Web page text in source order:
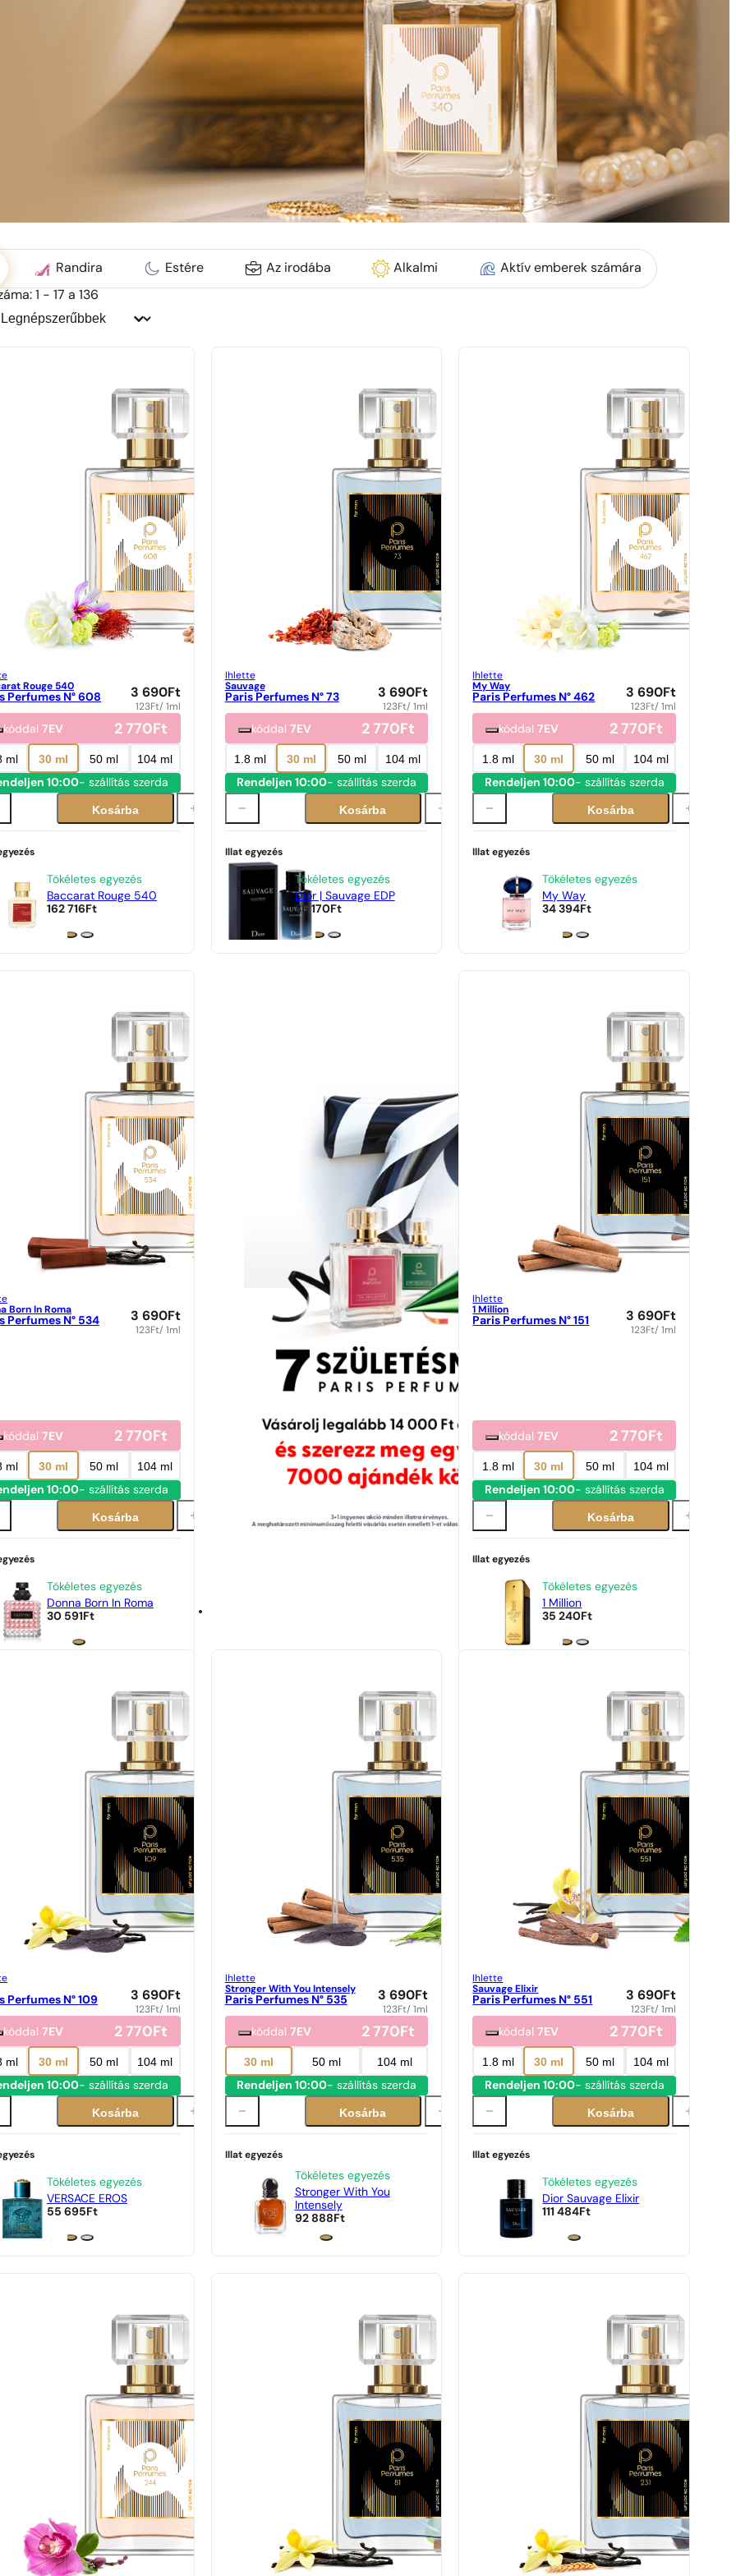
Randira Estére Az irodába Alkalmi Aktív emberek számára
1 - 17 a 136
Rouge 540
Perfumes N° 608 3 690Ft
123Ft/ 1ml
kóddal 7EV 2 770Ft
ml 30 ml 50 ml 104 ml
10:00- szállítás szerda
Kosárba
Tökéletes egyezés
Baccarat Rouge 540
162 716Ft
Ihlette
Sauvage
Paris Perfumes N° 73 3 690Ft
123Ft/ 1ml
kóddal 7EV 2 770Ft
1.8 ml 30 ml 50 ml 104 ml
Rendeljen 10:00- szállítás szerda
Kosárba
Illat egyezés
Tökéletes egyezés
Dior | Sauvage EDP
36 170Ft
Ihlette
My Way
Paris Perfumes N° 462 3 690Ft
123Ft/ 1ml
kóddal7EV 2 770Ft
1.8 ml 30 ml 50 ml 104 ml
Rendeljen 10:00- szállítás szerda
Kosárba
Illat egyezés
Tökéletes egyezés
My Way
34 394Ft
Born In Roma
Perfumes N° 534 3 690Ft
123Ft/ 1ml
kóddal 7EV 2 770Ft
ml 30 ml 50 ml 104 ml
10:00- szállítás szerda
Kosárba
Tökéletes egyezés
Donna Born In Roma
30 591Ft
Ihlette
1 Million
Paris Perfumes N° 151 3 690Ft
123Ft/ 1ml
kóddal7EV 2 770Ft
1.8 ml 30 ml 50 ml 104 ml
Rendeljen 10:00- szállítás szerda
Kosárba
Illat egyezés
Tökéletes egyezés
1 Million
35 240Ft
Perfumes N° 109 3 690Ft
123Ft/ 1ml
kóddal 7EV 2 770Ft
ml 30 ml 50 ml 104 ml
10:00- szállítás szerda
Kosárba
Tökéletes egyezés
VERSACE EROS
55 695Ft
Ihlette
Stronger With You Intensely
Paris Perfumes N° 535 3 690Ft
123Ft/ 1ml
kóddal 7EV 2 770Ft
30 ml 50 ml 104 ml
Rendeljen 10:00- szállítás szerda
Kosárba
Illat egyezés
Tökéletes egyezés
Stronger With You
Intensely
92 888Ft
Ihlette
Sauvage Elixir
Paris Perfumes N° 551 3 690Ft
123Ft/ 1ml
kóddal7EV 2 770Ft
1.8 ml 30 ml 50 ml 104 ml
Rendeljen 10:00- szállítás szerda
Kosárba
Illat egyezés
Tökéletes egyezés
Dior Sauvage Elixir
111 484Ft